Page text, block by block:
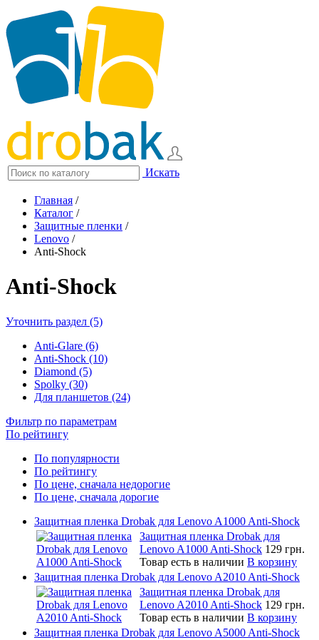
Искать
Главная /
Каталог /
Защитные пленки /
Lenovo /
Anti-Shock
Anti-Shock
Уточнить раздел (5)
Anti-Glare (6)
Anti-Shock (10)
Diamond (5)
Spolky (30)
Для планшетов (24)
Фильтр по параметрам
По рейтингу
По популярности
По рейтингу
По цене, сначала недорогие
По цене, сначала дорогие
Защитная пленка Drobak для Lenovo A1000 Anti-Shock
Защитная пленка Drobak для
Lenovo A1000 Anti-Shock 129 грн.
Товар есть в наличии В корзину
Защитная пленка Drobak для Lenovo A2010 Anti-Shock
Защитная пленка Drobak для
Lenovo A2010 Anti-Shock 129 грн.
Товар есть в наличии В корзину
Защитная пленка Drobak для Lenovo A5000 Anti-Shock